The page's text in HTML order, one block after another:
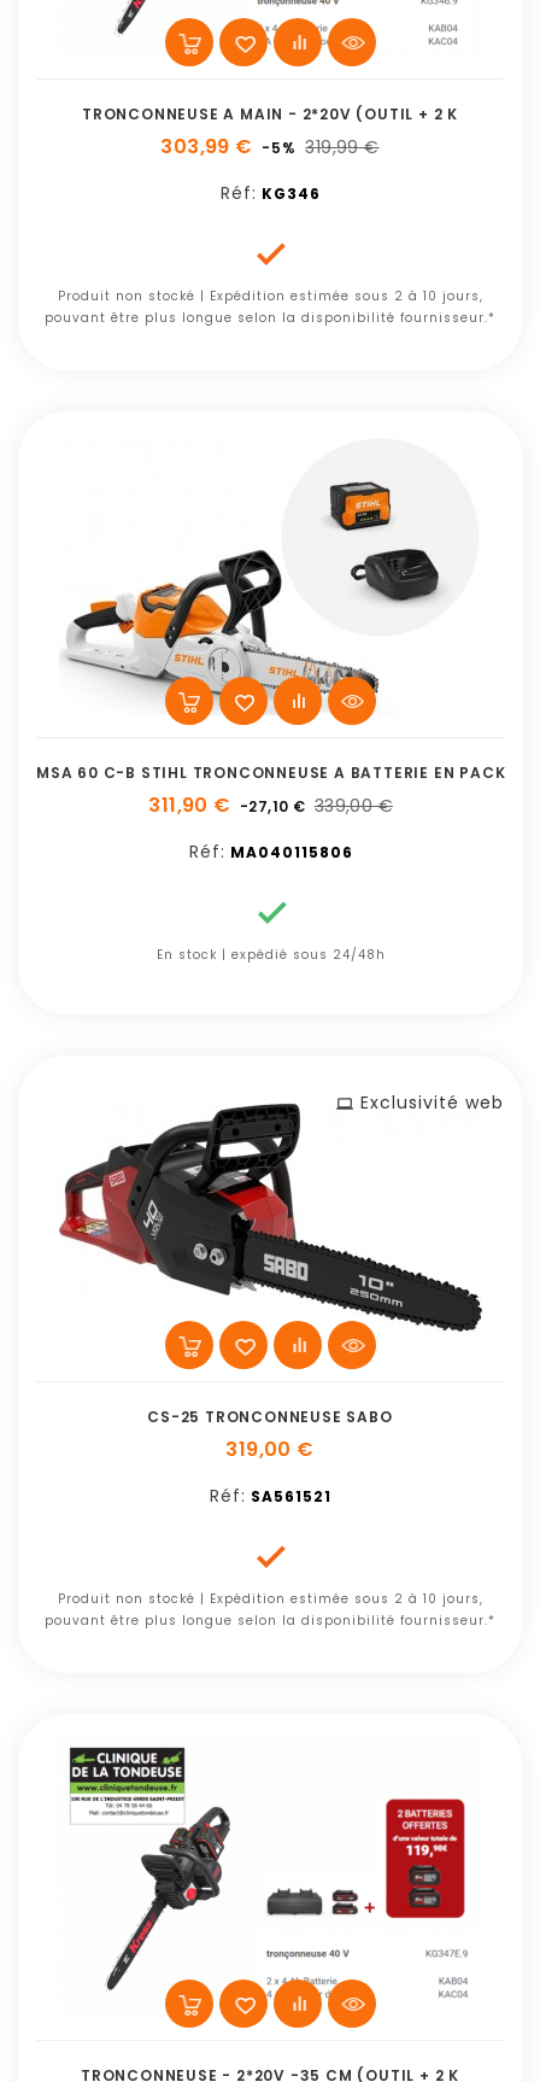
TRONCONNEUSE A MAIN - 2*20V (OUTIL + 2 K
303,99 € -5% 319,99 €
Réf: KG346

Produit non stocké | Expédition estimée sous 2 à 10 jours,
pouvant être plus longue selon la disponibilité fournisseur.*
MSA 60 C-B STIHL TRONCONNEUSE A BATTERIE EN PACK
311,90 € -27,10 € 339,00 €
Réf: MA040115806

En stock | expédié sous 24/48h
Exclusivité web
CS-25 TRONCONNEUSE SABO
319,00 €
Réf: SA561521

Produit non stocké | Expédition estimée sous 2 à 10 jours,
pouvant être plus longue selon la disponibilité fournisseur.*
TRONCONNEUSE - 2*20V -35 CM (OUTIL + 2 K